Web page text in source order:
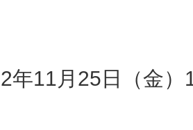
11月25日（金）